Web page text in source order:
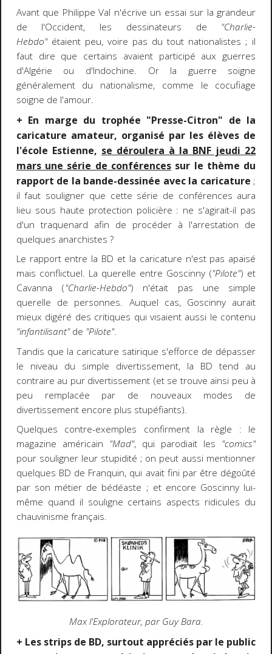
Avant que Philippe Val n'écrive un essai sur la grandeur
de l'Occident, les dessinateurs de "Charlie-
Hebdo"étaient peu, voire pas du tout nationalistes ; il
faut dire que certains avaient participé aux guerres
d'Algérie ou d'Indochine. Or la guerre soigne
généralement du nationalisme, comme le cocufiage
soigne de l'amour.
+ En marge du trophée "Presse-Citron" de la
caricature amateur, organisé par les élèves de
l'école Estienne, se déroulera à la BNF jeudi 22
mars une série de conférences sur le thème du
rapport de la bande-dessinée avec la caricature ;
il faut souligner que cette série de conférences aura
lieu sous haute protection policière : ne s'agirait-il pas
d'un traquenard afin de procéder à l'arrestation de
quelques anarchistes ?
Le rapport entre la BD et la caricature n'est pas apaisé
mais conflictuel. La querelle entre Goscinny ("Pilote") et
Cavanna ("Charlie-Hebdo") n'était pas une simple
querelle de personnes. Auquel cas, Goscinny aurait
mieux digéré des critiques qui visaient aussi le contenu
"infantilisant"de "Pilote".
Tandis que la caricature satirique s'efforce de dépasser
le niveau du simple divertissement, la BD tend au
contraire au pur divertissement (et se trouve ainsi peu à
peu remplacée par de nouveaux modes de
divertissement encore plus stupéfiants).
Quelques contre-exemples confirment la règle : le
magazine américain "Mad", qui parodiait les "comics"
pour souligner leur stupidité ; on peut aussi mentionner
quelques BD de Franquin, qui avait fini par être dégoûté
par son métier de bédéaste ; et encore Goscinny lui-
même quand il souligne certains aspects ridicules du
chauvinisme français.
Max l'Explorateur, par Guy Bara.
+ Les strips de BD, surtout appréciés par le public